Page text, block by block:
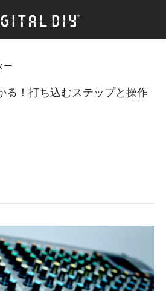
ー
る！打ち込むステップと操作